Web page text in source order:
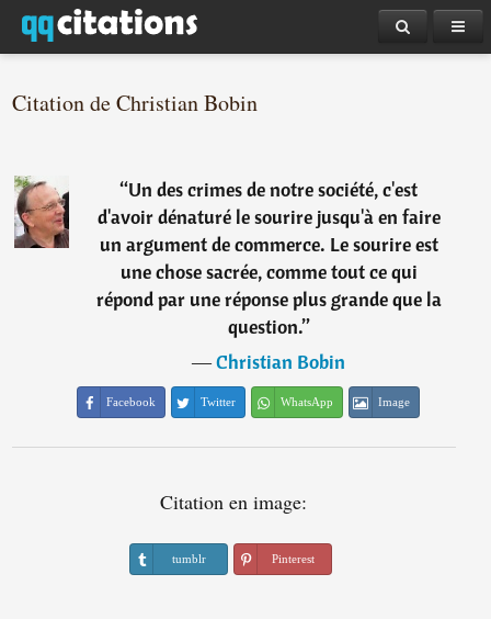
Citation de Christian Bobin
“Un des crimes de notre société, c'est
d'avoir dénaturé le sourire jusqu'à en faire
un argument de commerce. Le sourire est
une chose sacrée, comme tout ce qui
répond par une réponse plus grande que la
question.”
―Christian Bobin
Facebook Twitter WhatsApp Image
Citation en image:
tumblr Pinterest